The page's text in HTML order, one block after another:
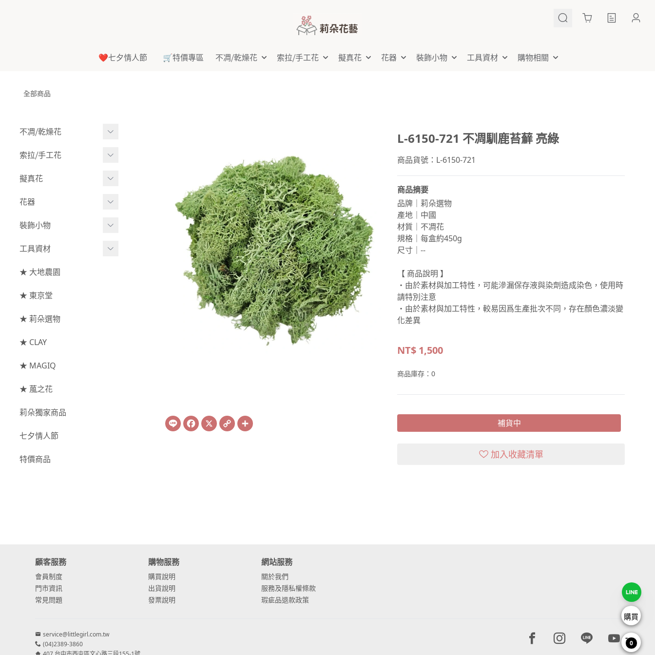
Cart
❤️七夕情人節 🛒特價專區 不凋⧸乾燥花 索拉⧸手工花 擬真花 花器 裝飾小物 工具資材 購物相關
全部商品
不凋⧸乾燥花
多色組合
- 其他
玫瑰
大玫瑰
- 迷你玫瑰
- 庭園玫瑰
- 其他玫瑰
主花
菊花
-
蘭花⧸大理花
康乃馨
- 其他繡球花
- 黑種草⧸東方黑種
索拉⧸手工花
索拉花(有花莖)
- 莉朵獨家水染
- 大地農園
索拉花(僅花頭)
原色
擬真花
盆栽⧸成品
綜合花束
葉材⧸藤蔓
枝條
果實
花器
小型花器
中大型花器
捧花架⧸吊架
藤圈⧸注連繩
提籃
裝飾小物
裝飾⧸擺飾
花插
工具資材
工具⧸型錄
資材
★ 大地農園
★ 東京堂
★ 莉朵選物
★ CLAY
★ MAGIQ
★ 葻之花
莉朵獨家商品
七夕情人節
特價商品
Line Facebook
X Copy
Link
L-6150-721 不凋馴鹿苔蘚 亮綠
商品貨號：L-6150-721
商品摘要
品牌｜莉朵選物
產地｜中國
材質｜不凋花
規格｜每盒約450g
尺寸｜--
【 商品說明 】
・由於素材與加工特性，可能滲漏保存液與染劑造成染色，使用時
請特別注意
・由於素材與加工特性，較易因爲生產批次不同，存在顏色濃淡變
化差異
NT$ 1,500
商品庫存：0
補貨中
加入收藏清單
顧客服務
會員制度
門市資訊
常見問題
購物服務
購買說明
出貨說明
發票說明
網站服務
關於我們
服務及隱私權條款
瑕疵品退款政策
service@littlegirl.com.tw
(04)2389-3860
Facebook page
Instagram page
Line pageYoutube
購買
0